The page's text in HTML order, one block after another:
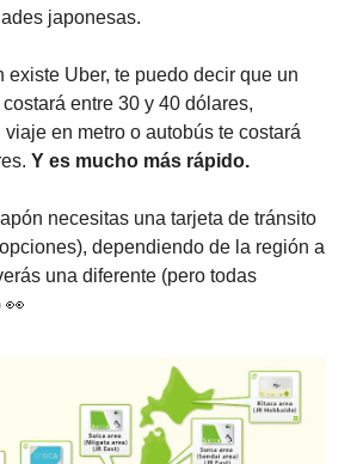
japonesas.
existe Uber, te puedo decir que un
entre 30 y 40 dólares,
en metro o autobús te costará
Y es mucho más rápido.
necesitas una tarjeta de tránsito
dependiendo de la región a
una diferente (pero todas
👀